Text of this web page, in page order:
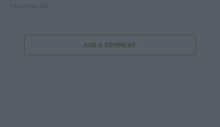
5 Αυγούστου, 2026
ADD A COMMENT